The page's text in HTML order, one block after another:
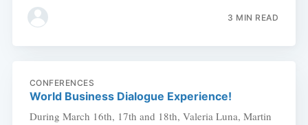
3 MIN READ
CONFERENCES
World Business Dialogue Experience!
During March 16th, 17th and 18th, Valeria Luna, Martin